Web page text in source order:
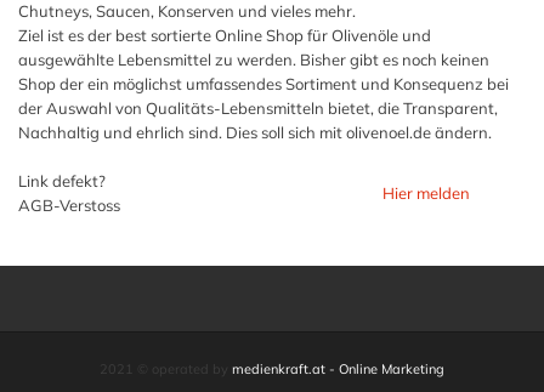
Chutneys, Saucen, Konserven und vieles mehr.
Ziel ist es der best sortierte Online Shop für Olivenöle und
ausgewählte Lebensmittel zu werden. Bisher gibt es noch keinen
Shop der ein möglichst umfassendes Sortiment und Konsequenz bei
der Auswahl von Qualitäts-Lebensmitteln bietet, die Transparent,
Nachhaltig und ehrlich sind. Dies soll sich mit olivenoel.de ändern.
Link defekt?
AGB-Verstoss
Hier melden
2021 © operated by medienkraft.at - Online Marketing